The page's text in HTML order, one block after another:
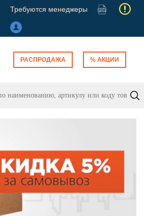
Требуются менеджеры
РАСПРОДАЖА % АКЦИИ